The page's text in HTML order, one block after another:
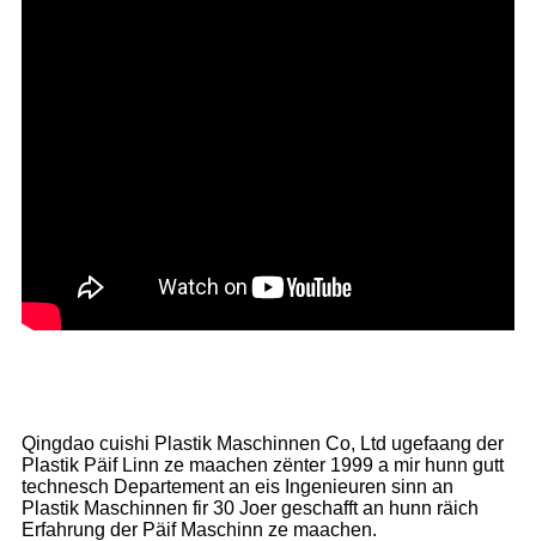
Qingdao cuishi Plastik Maschinnen Co, Ltd ugefaang der
Plastik Päif Linn ze maachen zënter 1999 a mir hunn gutt
technesch Departement an eis Ingenieuren sinn an
Plastik Maschinnen fir 30 Joer geschafft an hunn räich
Erfahrung der Päif Maschinn ze maachen.